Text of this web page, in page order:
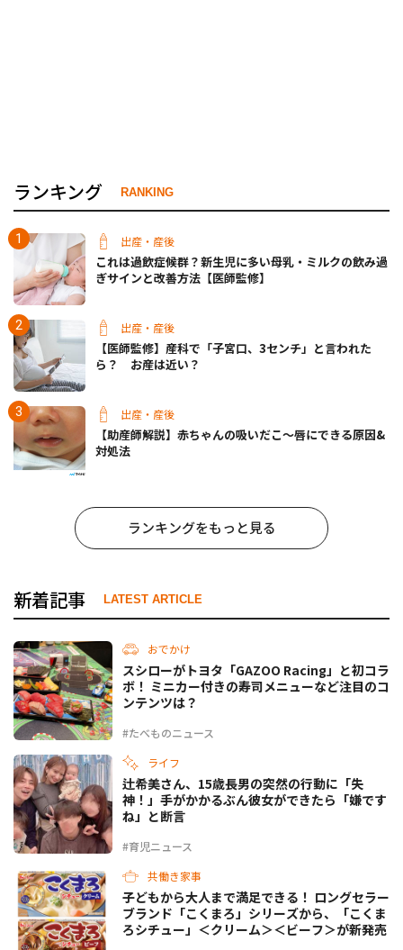
ランキング RANKING
出産・産後
これは過飲症候群？新生児に多い母乳・ミルクの飲み過
ぎサインと改善方法【医師監修】
出産・産後
【医師監修】産科で「子宮口、3センチ」と言われた
ら？ お産は近い？
出産・産後
【助産師解説】赤ちゃんの吸いだこ〜唇にできる原因&
対処法
ランキングをもっと見る
新着記事 LATEST ARTICLE
おでかけ
#たべものニュース
スシローがトヨタ「GAZOO Racing」と初コラ
ボ！ ミニカー付きの寿司メニューなど注目のコ
ンテンツは？
ライフ
#育児ニュース
辻希美さん、15歳長男の突然の行動に「失
神！」手がかかるぶん彼女ができたら「嫌です
ね」と断言
共働き家事
子どもから大人まで満足できる！ ロングセラー
ブランド「こくまろ」シリーズから、「こくま
ろシチュー」＜クリーム＞＜ビーフ＞が新発売